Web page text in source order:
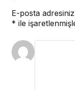
E-posta
* ile